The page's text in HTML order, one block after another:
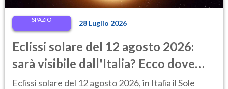
SPAZIO 28 Luglio 2026
Eclissi solare del 12 agosto 2026:
sarà visibile dall'Italia? Ecco dove
ammirarla al tramonto
Eclissi solare del 12 agosto 2026, in Italia il Sole